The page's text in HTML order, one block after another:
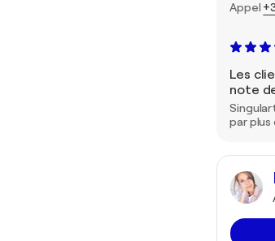
Appel
Les
note
par plus